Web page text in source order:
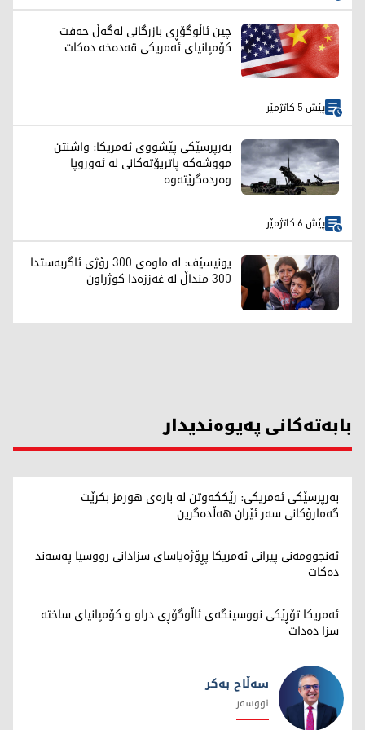
چین ئاڵوگۆڕی بازرگانی لەگەڵ حەفت
کۆمپانیای ئەمریکی قەدەخە دەکات
پێش 5 کاتژمێر
بەرپرسێکی پێشووی ئەمریکا: واشنتن
مووشەکە پاتریۆتەکانی لە ئەوروپا
وەردەگرێتەوە
پێش 6 کاتژمێر
یونیسێف: لە ماوەی 300 رۆژی ئاگربەستدا
300 منداڵ لە غەززەدا کوژراون
بابەتەکانی پەیوەندیدار
بەرپرسێکی ئەمریکی: رێککەوتن لە بارەی هورمز بکرێت
گەمارۆکانی سەر ئێران هەڵدەگرین
ئەنجوومەنی پیرانی ئەمریکا پڕۆژەیاسای سزادانی رووسیا په‌سه‌ند
ده‌كات
ئەمریکا تۆڕێکی نووسینگەی ئاڵوگۆڕی دراو و کۆمپانیای ساختە
سزا دەدات
سەڵاح بەکر
نووسەر